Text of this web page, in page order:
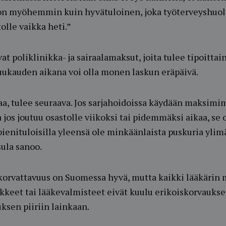
myöhemmin kuin hyvätuloinen, joka
vaikka heti.”
poliklinikka- ja sairaalamaksut, joita tulee
aikana voi olla monen laskun eräpäivä.
tulee seuraava. Jos sarjahoidoissa käydään
jos joutuu osastolle viikoksi tai pidemmäksi aikaa, se
yleensä ole minkäänlaista puskuria
sanoo.
on Suomessa hyvä, mutta kaikki lääkärin
tai lääkevalmisteet eivät kuulu
piiriin lainkaan.